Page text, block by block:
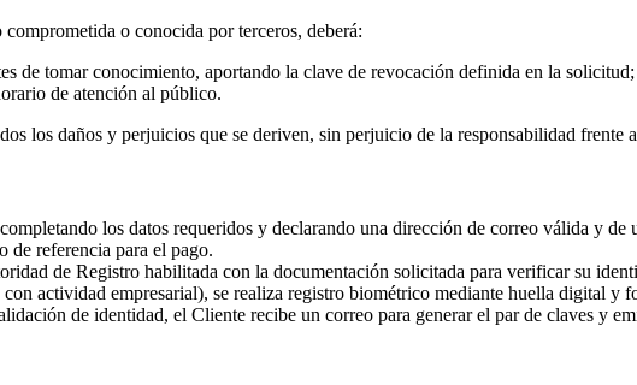
o conocida por terceros, deberá:
de tomar conocimiento, aportando la clave de revocación definida en la
de atención al público.
los daños y perjuicios que se deriven, sin perjuicio de la responsabilidad frente
los datos requeridos y declarando una dirección de correo válida y de
referencia para el pago.
de Registro habilitada con la documentación solicitada para verificar su
actividad empresarial), se realiza registro biométrico mediante huella digital y
de identidad, el Cliente recibe un correo para generar el par de claves y